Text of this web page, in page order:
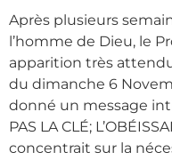
Après plusieurs
l’homme de Dieu, le
apparition très
du dimanche 6
donné un message
PAS LA CLÉ;
concentrait sur la